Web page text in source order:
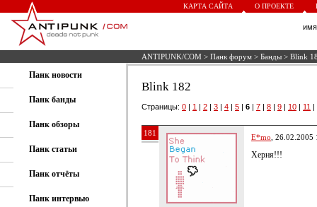
КАРТА САЙТА О ПРОЕКТЕ
ANTIPUNK/COM > Панк форум > Банды > Blink
Панк новости
Панк банды
Панк обзоры
Панк статьи
Панк отчёты
Панк интервью
Blink 182
Страницы: 0 | 1 | 2 | 3 | 4 | 5 | 6 | 7 | 8 | 9 | 10 | 11 |
181 E*mo , 26.02.2005
Херня!!!